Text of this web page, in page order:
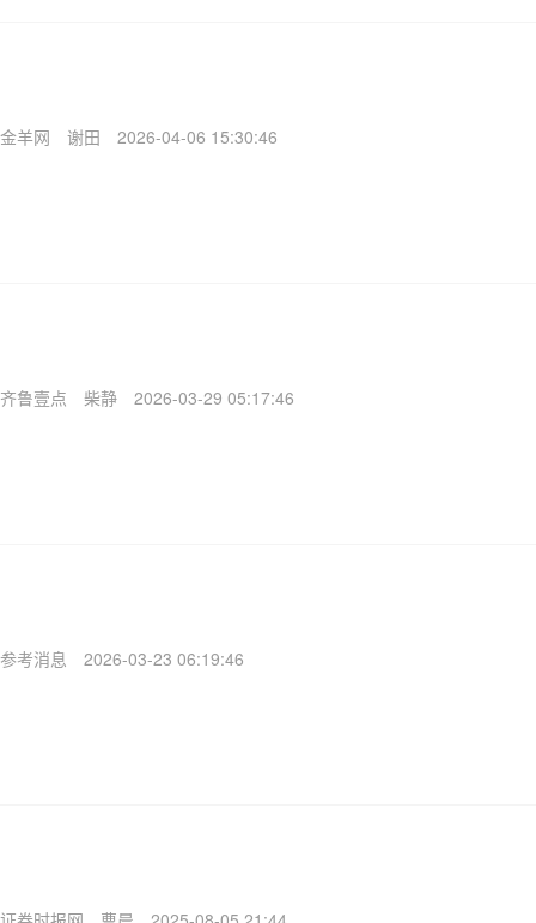
金羊网 谢田 2026-04-06 15:30:46
齐鲁壹点 柴静 2026-03-29 05:17:46
参考消息 2026-03-23 06:19:46